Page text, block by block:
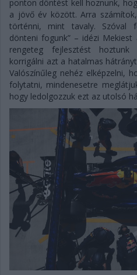
ponton döntést kell hoznunk,
a jövő év között. Arra
történni, mint tavaly. Szóval
dönteni fogunk” – idézi Mekiest
rengeteg fejlesztést
korrigálni azt a hatalmas
Valószínűleg nehéz elképzelni,
folytatni, mindenesetre
hogy ledolgozzuk ezt az utolsó